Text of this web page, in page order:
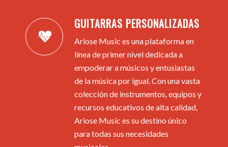
GUITARRAS PERSONALIZADAS
Ariose Music es una plataforma en
línea de primer nivel dedicada a
empoderar a músicos y entusiastas
de la música por igual. Con una vasta
colección de instrumentos, equipos y
recursos educativos de alta calidad,
Ariose Music es su destino único
para todas sus necesidades